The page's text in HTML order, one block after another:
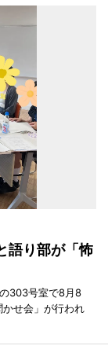
語り部が「怖
303号室で8月8
せ会」が行われ